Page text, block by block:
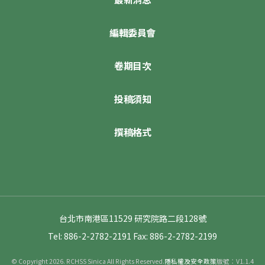
編輯委員會
卷期目次
投稿須知
撰稿格式
台北市南港區11529 研究院路二段128號
Tel: 886-2-2782-2191 Fax: 886-2-2782-2199
© Copyright 2026. RCHSS Sinica All Rights Reserved.隱私權及安全政策版號：V1.1.4